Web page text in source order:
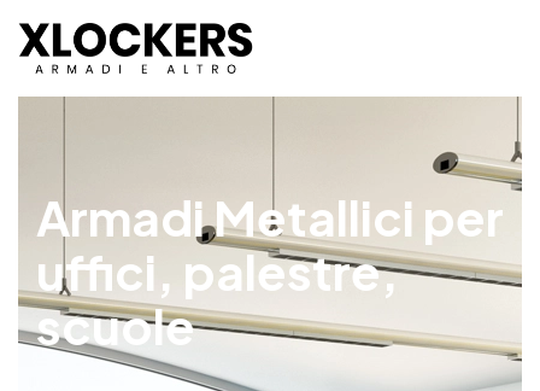
Armadi Metallici per
uffici, palestre,
scuole